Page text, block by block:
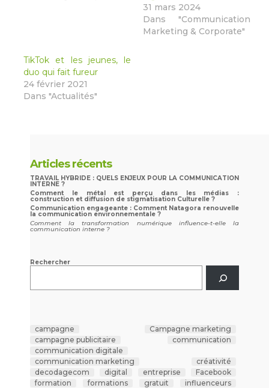
31 mars 2024
Dans "Communication
Marketing & Corporate"
TikTok et les jeunes, le
duo qui fait fureur
24 février 2021
Dans "Actualités"
Articles récents
TRAVAIL HYBRIDE : QUELS ENJEUX POUR LA COMMUNICATION
INTERNE ?
Comment le métal est perçu dans les médias :
construction et diffusion de stigmatisation Culturelle ?
Communication engageante : Comment Natagora renouvelle
la communication environnementale ?
Comment la transformation numérique influence-t-elle la
communication interne ?
Rechercher
campagne
Campagne marketing
campagne publicitaire
communication
communication digitale
communication marketing
créativité
decodagecom
digital entreprise
Facebook
formation
formations gratuit
influenceurs